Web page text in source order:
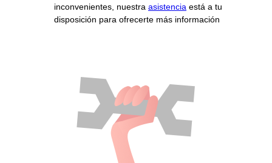
inconvenientes, nuestra asistencia está a tu
disposición para ofrecerte más información